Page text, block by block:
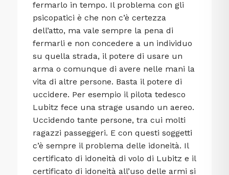
fermarlo in tempo. Il problema con gli
psicopatici è che non c’è certezza
dell’atto, ma vale sempre la pena di
fermarli e non concedere a un individuo
su quella strada, il potere di usare un
arma o comunque di avere nelle mani la
vita di altre persone. Basta il potere di
uccidere. Per esempio il pilota tedesco
Lubitz fece una strage usando un aereo.
Uccidendo tante persone, tra cui molti
ragazzi passeggeri. E con questi soggetti
c’è sempre il problema delle idoneità. Il
certificato di idoneità di volo di Lubitz e il
certificato di idoneità all’uso delle armi si